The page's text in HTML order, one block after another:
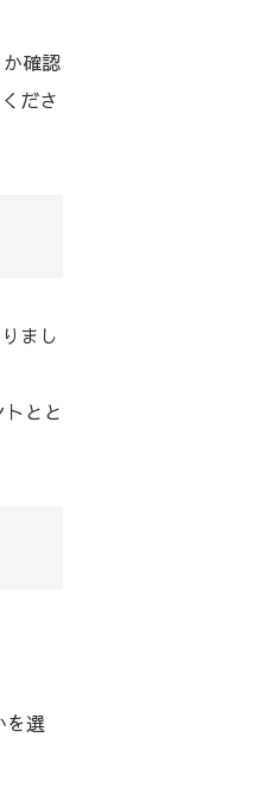
確認
ださ
まし
とと
を選